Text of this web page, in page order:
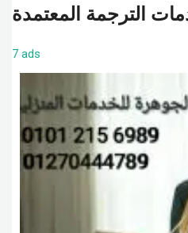
الترجمة المعتمدة
7 ads